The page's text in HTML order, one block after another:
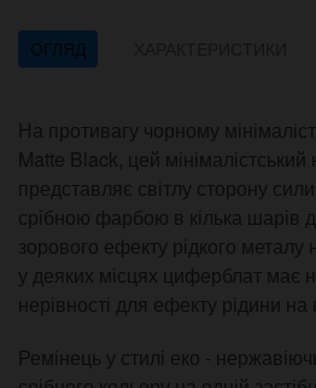
ОГЛЯД
На противагу чорному
Matte Black, цей
представляє світлу сторону
срібною фарбою в кілька шарів
зорового ефекту рідкого
у деяких місцях циферблат має
нерівності для ефекту рідини
Ремінець у стилі еко -